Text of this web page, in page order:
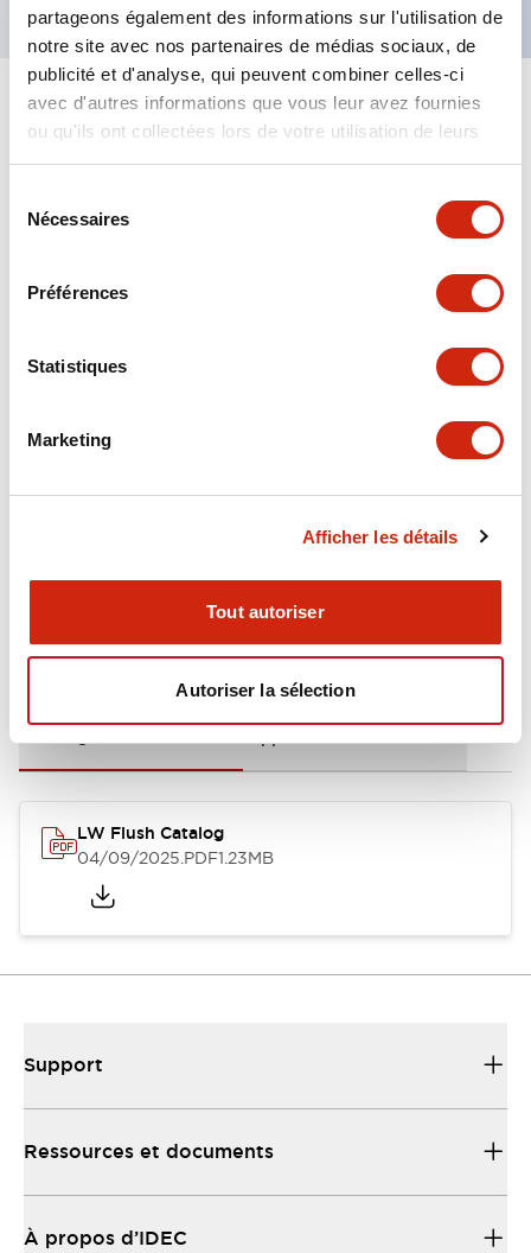
partageons également des informations sur l'utilisation de
notre site avec nos partenaires de médias sociaux, de
publicité et d'analyse, qui peuvent combiner celles-ci
avec d'autres informations que vous leur avez fournies
ou qu'ils ont collectées lors de votre utilisation de leurs
services.
Nécessaires
Préférences
Statistiques
Marketing
Afficher les détails
Tout autoriser
Autoriser la sélection
Spécifications
Aesthetic Specifications
Electrical Specifications (rated illuminated
Mechanical Specifications
Documents et fichiers
LW Flush Catalog
04/09/2025.PDF1.23MB
Support
Ressources et documents
À propos d’IDEC